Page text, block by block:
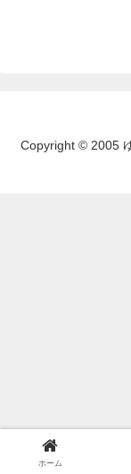
Copyright © 2005
ホーム